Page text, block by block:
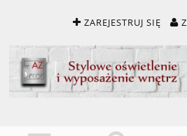
ZAREJESTRUJ SIĘ